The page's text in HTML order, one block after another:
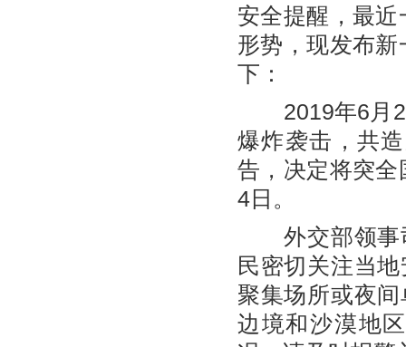
安全提醒，最
形势，现发布
下：
2019年6月27
爆炸袭击，共
告，决定将突
4日。
外交部领事司
民密切关注当
聚集场所或夜
边境和沙漠地